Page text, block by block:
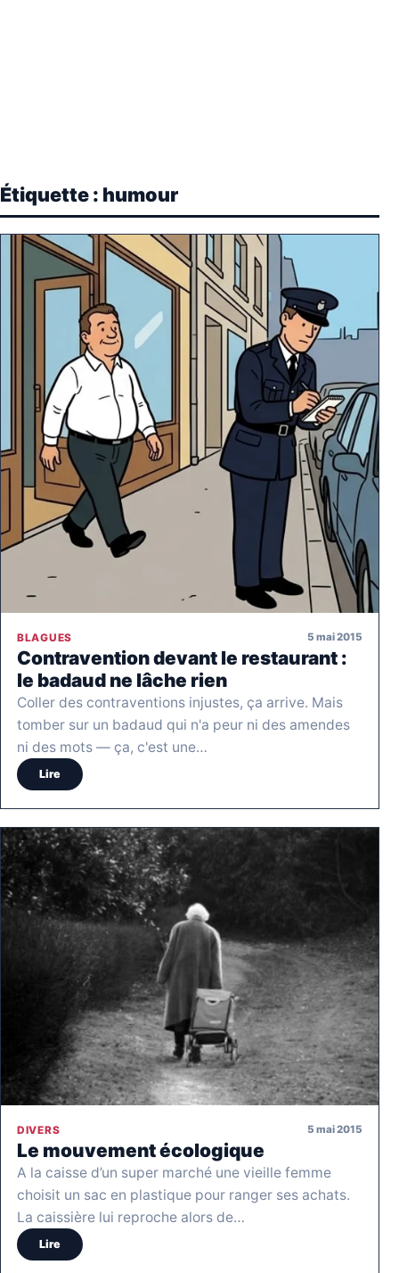
Étiquette : humour
BLAGUES 5 mai 2015
Contravention devant le restaurant :
le badaud ne lâche rien
Coller des contraventions injustes, ça arrive. Mais
tomber sur un badaud qui n'a peur ni des amendes
ni des mots — ça, c'est une…
Lire
DIVERS 5 mai 2015
Le mouvement écologique
A la caisse d’un super marché une vieille femme
choisit un sac en plastique pour ranger ses achats.
La caissière lui reproche alors de…
Lire